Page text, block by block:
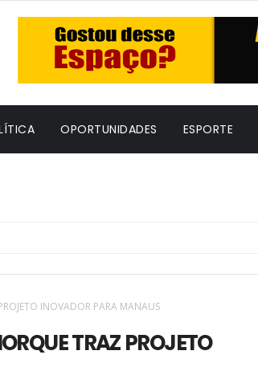
OPORTUNIDADES ESPORTE
INOVADOR PARA MANAUS
TRAZ PROJETO